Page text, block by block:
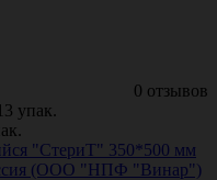
0 отзывов
упак.
"СтериТ" 350*500 мм
(ООО "НПФ "Винар")